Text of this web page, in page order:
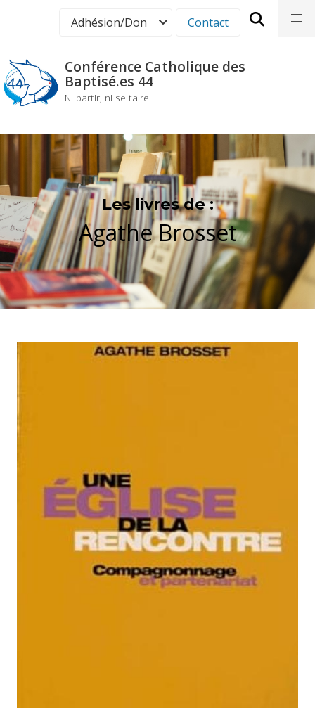
principal
Conférence Catholique des
Baptisé.es 44
Ni partir, ni se taire.
Adhésion/Don Contact
Les livres de :
Agathe Brosset